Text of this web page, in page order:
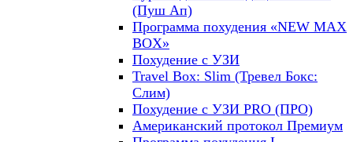
(Пуш Ап)
Программа похудения «NEW MAX
BOX»
Похудение с УЗИ
Travel Box: Slim (Тревел Бокс:
Слим)
Похудение с УЗИ PRO (ПРО)
Американский протокол Премиум